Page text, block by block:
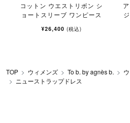
コットン ウエストリボン シ
ョートスリーブ ワンピース
¥26,400 (税込)
TOP ウィメンズ To b. by agnès b.
ニューストラップドレス